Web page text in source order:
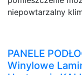
niepowtarzalny
PANELE
Winylowe